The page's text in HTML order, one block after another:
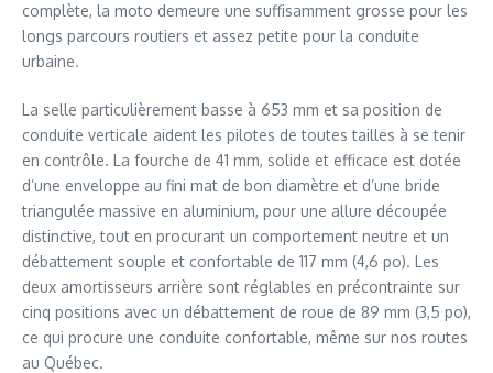
complète, la moto demeure une suffisamment grosse pour les
longs parcours routiers et assez petite pour la conduite
urbaine.
La selle particulièrement basse à 653 mm et sa position de
conduite verticale aident les pilotes de toutes tailles à se tenir
en contrôle. La fourche de 41 mm, solide et efficace est dotée
d’une enveloppe au fini mat de bon diamètre et d’une bride
triangulée massive en aluminium, pour une allure découpée
distinctive, tout en procurant un comportement neutre et un
débattement souple et confortable de 117 mm (4,6 po). Les
deux amortisseurs arrière sont réglables en précontrainte sur
cinq positions avec un débattement de roue de 89 mm (3,5 po),
ce qui procure une conduite confortable, même sur nos routes
au Québec.